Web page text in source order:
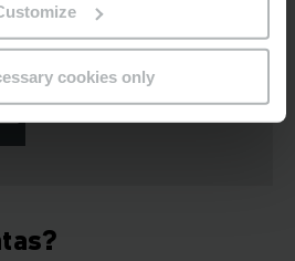
cookies only
Redes sociales